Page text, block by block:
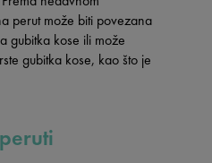
perut može biti povezana
gubitka kose ili može
gubitka kose, kao što je